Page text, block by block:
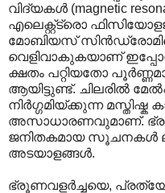
വിദ്യകൾ (magnetic
എലെക്റ്റ്ട്രൊ
മോബിയസ്
വെളിവാകുകയാണ്
ക്ഷതം പറ്റിയതോ
ആയിട്ടുണ്ട്. ചിലരിൽ
നിർഗ്ഗമിയ്ക്കുന്ന മസ്തിഷ്ക
അസാധാരണവുമാണ്.
ജനിതകമായ സൂചനകൾ
അടയാളങ്ങൾ.
ഭ്രൂണവളർച്ചയെ,